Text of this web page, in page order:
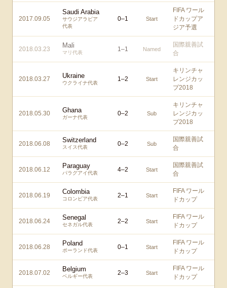
2017.09.05
Saudi Arabia
サウジアラビア
代表
0–1 Start
FIFA ワール
ドカップア
ジア予選
2018.03.23 Mali
マリ代表 1–1 Named
国際親善試
合
2018.03.27 Ukraine
ウクライナ代表
1–2 Start
キリンチャ
レンジカッ
プ2018
2018.05.30 Ghana
ガーナ代表
0–2 Sub
キリンチャ
レンジカッ
プ2018
2018.06.08 Switzerland
スイス代表 0–2 Sub
国際親善試
合
2018.06.12 Paraguay
パラグアイ代表 4–2 Start
国際親善試
合
2018.06.19 Colombia
コロンビア代表 2–1 Start
FIFA ワール
ドカップ
2018.06.24 Senegal
セネガル代表 2–2 Start
FIFA ワール
ドカップ
2018.06.28 Poland
ポーランド代表 0–1 Start
FIFA ワール
ドカップ
2018.07.02 Belgium
ベルギー代表 2–3 Start
FIFA ワール
ドカップ